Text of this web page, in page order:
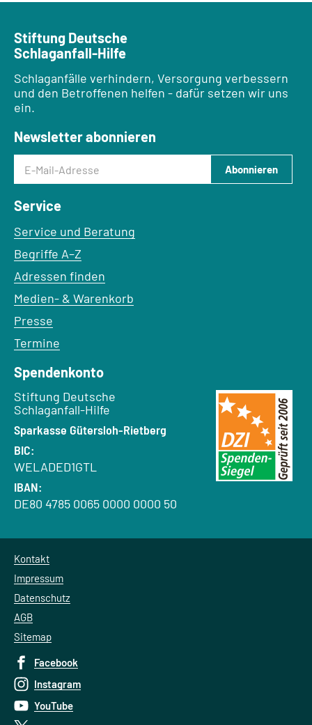
Stiftung Deutsche
Schlaganfall-Hilfe
Schlaganfälle verhindern, Versorgung verbessern
und den Betroffenen helfen - dafür setzen wir uns
ein.
Newsletter abonnieren
E-Mail-Adresse
Abonnieren
Service
Service und Beratung
Begriffe A–Z
Adressen finden
Medien- & Warenkorb
Presse
Termine
Spendenkonto
Empfänger:
Stiftung Deutsche
Schlaganfall-Hilfe
Bank:
Sparkasse Gütersloh-Rietberg
BIC:
WELADED1GTL
IBAN:
DE80 4785 0065 0000 0000 50
Kontakt
Impressum
Datenschutz
AGB
Sitemap
Facebook
Instagram
YouTube